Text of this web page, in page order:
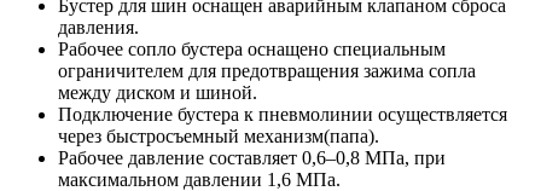
Бустер для шин оснащен аварийным клапаном сброса
давления.
Рабочее сопло бустера оснащено специальным
ограничителем для предотвращения зажима сопла
между диском и шиной.
Подключение бустера к пневмолинии осуществляется
через быстросъемный механизм(папа).
Рабочее давление составляет 0,6–0,8 МПа, при
максимальном давлении 1,6 МПа.